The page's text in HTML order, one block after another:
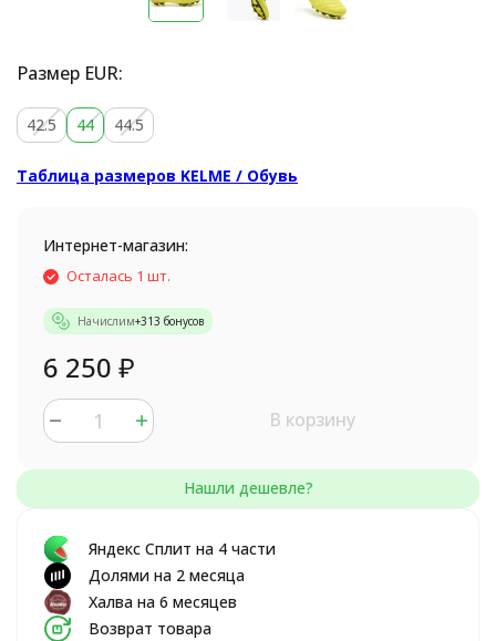
Размер EUR:
42.5 44 44.5
Таблица размеров KELME / Обувь
Интернет-магазин:
Осталась 1 шт.
Начислим+313 бонусов
6 250 ₽
В корзину
Яндекс Сплит на 4 части
Долями на 2 месяца
Халва на 6 месяцев
Возврат товара